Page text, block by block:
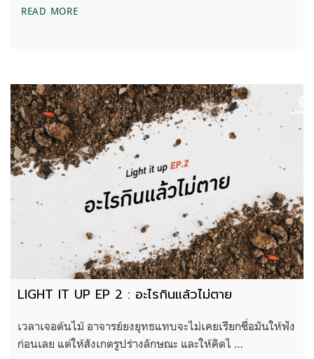
READ MORELIGHT IT UP EP 3 : มรดกอาจารย์
LIGHT IT UP EP 2 : อะไรกินแล้วไม่ตาย
เวลาเจอต้นไม้ อาจารย์ยงยุทธแทบจะไม่เคยเรียกชื่อมันให้ฟัง
ก่อนเลย แต่ให้สังเกตรูปร่างลักษณะ และให้คิดไ …